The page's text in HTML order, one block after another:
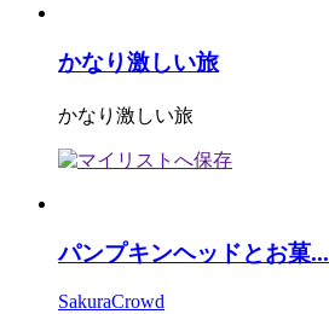
かなり激しい旅
かなり激しい旅
パンプキンヘッドとお菓...
SakuraCrowd